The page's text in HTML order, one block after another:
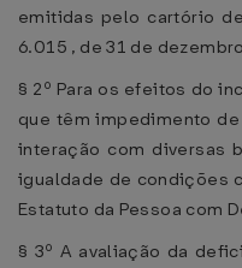
emitidas pelo cartório
6.015 , de 31 de
§ 2º Para os efeitos do
que têm impedimento
interação com diversas
igualdade de condições
Estatuto da Pessoa com
§ 3º A avaliação da